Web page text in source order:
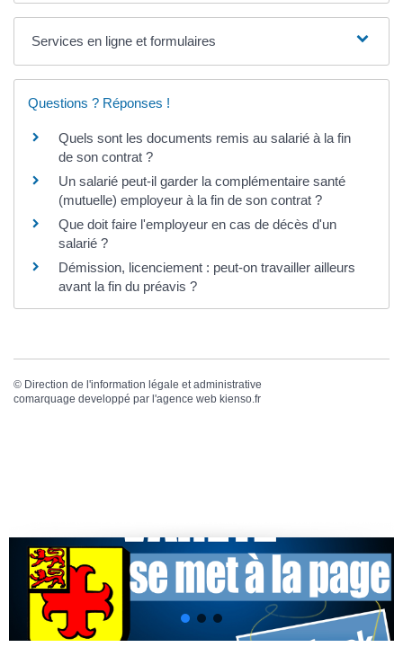
Services en ligne et formulaires
Questions ? Réponses !
Quels sont les documents remis au salarié à la fin
de son contrat ?
Un salarié peut-il garder la complémentaire santé
(mutuelle) employeur à la fin de son contrat ?
Que doit faire l'employeur en cas de décès d'un
salarié ?
Démission, licenciement : peut-on travailler ailleurs
avant la fin du préavis ?
© Direction de l'information légale et administrative
comarquage developpé par l'agence web kienso.fr